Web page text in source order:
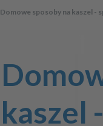
Domowe sposoby na kaszel -
kaszel